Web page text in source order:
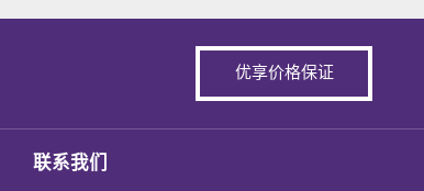
优享价格保证
联系我们